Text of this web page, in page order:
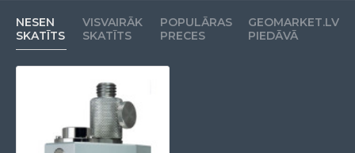
NESEN
SKATĪTS
VISVAIRĀK
SKATĪTS
POPULĀRAS
PRECES
GEOMARKET.LV
PIEDĀVĀ